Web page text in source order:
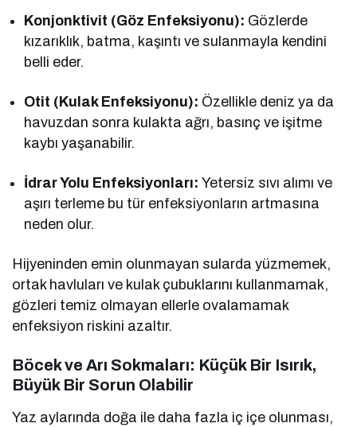
Konjonktivit (Göz Enfeksiyonu): Gözlerde
kızarıklık, batma, kaşıntı ve sulanmayla kendini
belli eder.
Otit (Kulak Enfeksiyonu): Özellikle deniz ya da
havuzdan sonra kulakta ağrı, basınç ve işitme
kaybı yaşanabilir.
İdrar Yolu Enfeksiyonları: Yetersiz sıvı alımı ve
aşırı terleme bu tür enfeksiyonların artmasına
neden olur.
Hijyeninden emin olunmayan sularda yüzmemek,
ortak havluları ve kulak çubuklarını kullanmamak,
gözleri temiz olmayan ellerle ovalamamak
enfeksiyon riskini azaltır.
Böcek ve Arı Sokmaları: Küçük Bir Isırık,
Büyük Bir Sorun Olabilir
Yaz aylarında doğa ile daha fazla iç içe olunması,